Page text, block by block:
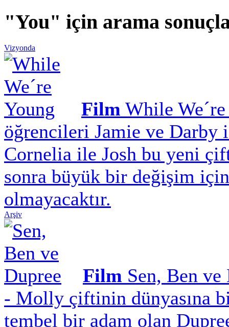
"You" için arama
Vizyonda
Film While
öğrencileri Jamie ve
Cornelia ile Josh bu yeni
sonra büyük bir değişim
olmayacaktır.
Arşiv
Film Sen, Ben ve
- Molly çiftinin dünyasına
tembel bir adam olan